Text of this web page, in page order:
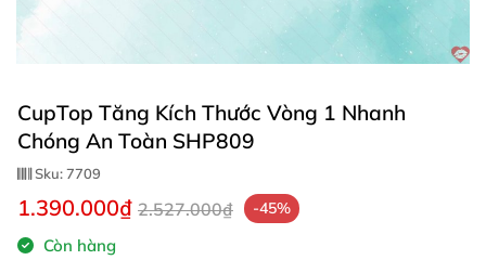
CupTop Tăng Kích Thước Vòng 1 Nhanh
Chóng An Toàn SHP809
Sku:7709
1.390.000₫ 2.527.000₫ -45%
Còn hàng